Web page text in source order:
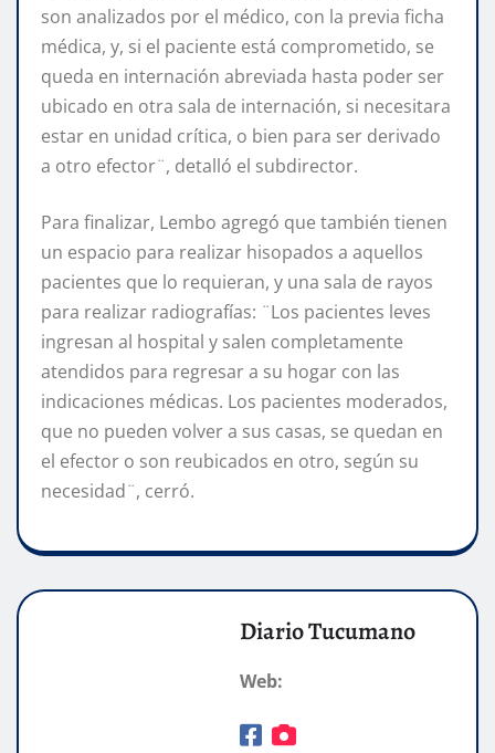
son analizados por el médico, con la previa ficha
médica, y, si el paciente está comprometido, se
queda en internación abreviada hasta poder ser
ubicado en otra sala de internación, si necesitara
estar en unidad crítica, o bien para ser derivado
a otro efector¨, detalló el subdirector.
Para finalizar, Lembo agregó que también tienen
un espacio para realizar hisopados a aquellos
pacientes que lo requieran, y una sala de rayos
para realizar radiografías: ¨Los pacientes leves
ingresan al hospital y salen completamente
atendidos para regresar a su hogar con las
indicaciones médicas. Los pacientes moderados,
que no pueden volver a sus casas, se quedan en
el efector o son reubicados en otro, según su
necesidad¨, cerró.
Diario Tucumano
Web: